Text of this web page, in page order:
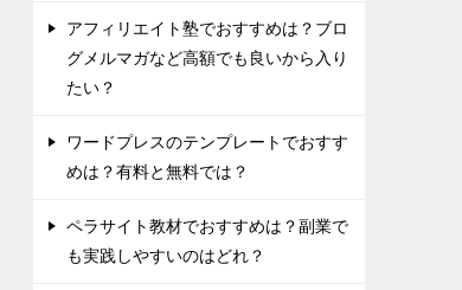
アフィリエイト塾でおすすめは？ブロ
グメルマガなど高額でも良いから入り
たい？
ワードプレスのテンプレートでおすす
めは？有料と無料では？
ペラサイト教材でおすすめは？副業で
も実践しやすいのはどれ？